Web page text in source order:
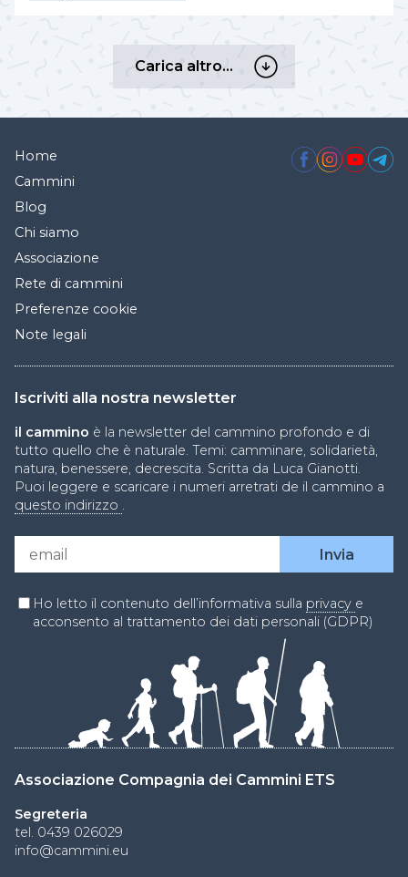
Carica altro…
Carica
altro…
Associazione Compagnia dei Cammini ETS
Segreteria
tel. 0439 026029
info@cammini.eu
Home
Cammini
Blog
Chi siamo
Associazione
Rete di cammini
Preferenze cookie
Note legali
Iscriviti alla nostra newsletter
il cammino è la newsletter del cammino profondo e di
tutto quello che è naturale. Temi: camminare, solidarietà,
natura, benessere, decrescita. Scritta da Luca Gianotti.
Puoi leggere e scaricare i numeri arretrati de il cammino a
questo indirizzo .
Ho letto il contenuto dell’informativa sulla privacy e
acconsento al trattamento dei dati personali (GDPR)